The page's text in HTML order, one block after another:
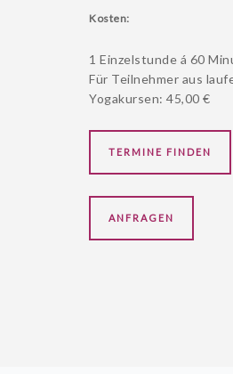
Kosten:
1 Einzelstunde á 60
Für Teilnehmer aus
Yogakursen: 45,00 €
TERMINE FINDEN
ANFRAGEN